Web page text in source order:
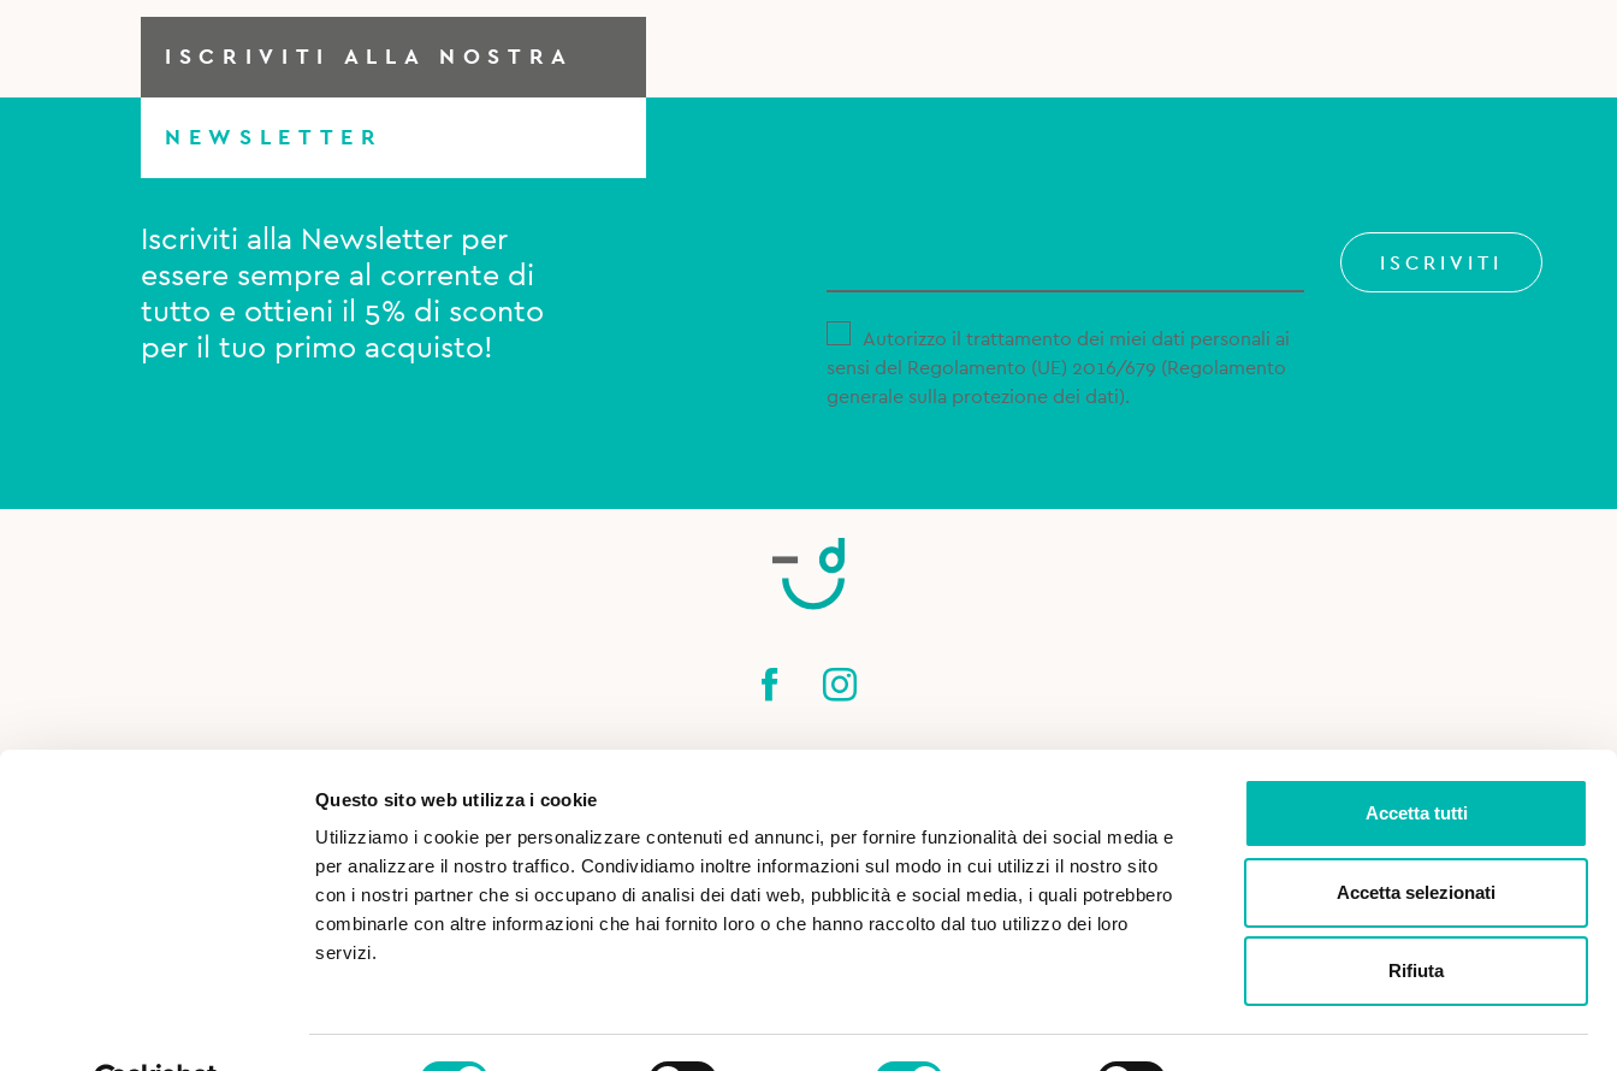
Questo sito web utilizza i cookie
Utilizziamo i cookie per personalizzare contenuti ed annunci, per fornire funzionalità dei social media e
per analizzare il nostro traffico. Condividiamo inoltre informazioni sul modo in cui utilizzi il nostro sito
con i nostri partner che si occupano di analisi dei dati web, pubblicità e social media, i quali potrebbero
combinarle con altre informazioni che hai fornito loro o che hanno raccolto dal tuo utilizzo dei loro
servizi.
Accetta tutti
Accetta selezionati
Rifiuta
ISCRIVITI ALLA NOSTRA
NEWSLETTER
Iscriviti alla Newsletter per
essere sempre al corrente di
tutto e ottieni il 5% di sconto
per il tuo primo acquisto!
Autorizzo il trattamento dei miei dati personali ai
sensi del Regolamento (UE) 2016/679 (Regolamento
generale sulla protezione dei dati).
ISCRIVITI